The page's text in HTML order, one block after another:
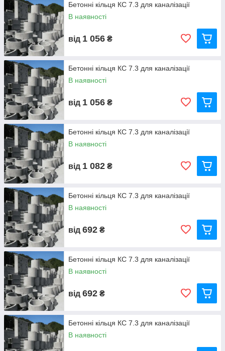
Бетонні кільця КС 7.3 для каналізації
В наявності
від 1 056 ₴
Бетонні кільця КС 7.3 для каналізації
В наявності
від 1 056 ₴
Бетонні кільця КС 7.3 для каналізації
В наявності
від 1 082 ₴
Бетонні кільця КС 7.3 для каналізації
В наявності
від 692 ₴
Бетонні кільця КС 7.3 для каналізації
В наявності
від 692 ₴
Бетонні кільця КС 7.3 для каналізації
В наявності